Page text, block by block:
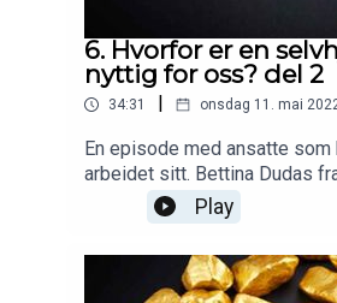
6. Hvorfor er en
nyttig for oss? del 2
34:31 | onsdag 11. mai
En episode med ansatte
arbeidet sitt. Bettina Dudas
helse og avhengighet, Gro
Lærings- og
skrevet boken Til lading
egenomsorg i hverdagen.
Play